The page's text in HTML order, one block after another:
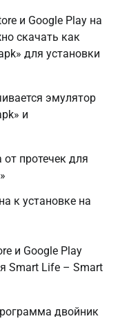
и Google Play на
скачать как
для установки
эмулятор
и
к установке на
и Google Play
Smart Life – Smart
двойник